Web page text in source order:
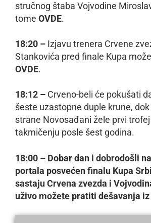
stručnog štaba Vojvodine
tome OVDE.
18:20 – Izjavu trenera Crvene
Stankovića pred finale Kupa
OVDE.
18:12 – Crveno-beli će pokušati
šeste uzastopne duple krune,
strane Novosađani žele prvi
takmičenju posle šest godina.
18:00 – Dobar dan i dobrodošli
portala posvećen finalu Kupa
sastaju Crvena zvezda i
uživo možete pratiti dešavanja